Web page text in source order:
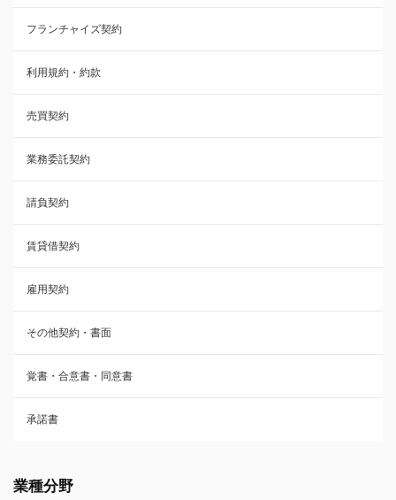
利用規約・約款
覚書・合意書・同意書
承諾書
雇用契約
その他契約・書面
売買契約
株主総会議事録・関連書類
請負契約
フランチャイズ契約
賃貸借契約
フランチャイズ契約
利用規約・約款
売買契約
業務委託契約
請負契約
賃貸借契約
雇用契約
その他契約・書面
覚書・合意書・同意書
承諾書
業種分野